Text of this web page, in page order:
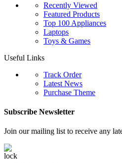
Recently Viewed
Featured Products
Top 100 Appliances
Laptops
Toys & Games
Useful Links
Track Order
Latest News
Purchase Theme
Subscribe Newsletter
Join our mailing list to receive any